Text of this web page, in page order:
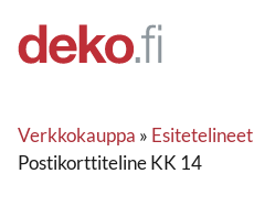
sisältöön
Verkkokauppa » Esitetelineet
Postikorttiteline KK 14